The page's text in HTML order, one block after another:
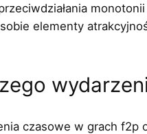
sobie elementy
czasowe w grach f2p